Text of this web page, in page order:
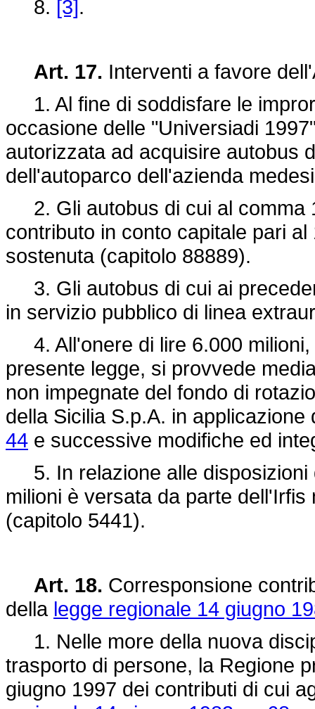
8. [3].
Art. 17. Interventi a favore
1. Al fine di soddisfare le
occasione delle "Universiadi
autorizzata ad acquisire autobus
dell'autoparco dell'azienda
2. Gli autobus di cui al comma
contributo in conto capitale pari
sostenuta (capitolo 88889).
3. Gli autobus di cui ai
in servizio pubblico di linea
4. All'onere di lire 6.000 milioni,
presente legge, si provvede
non impegnate del fondo di
della Sicilia S.p.A. in
44 e successive modifiche ed
5. In relazione alle disposizioni
milioni è versata da parte
(capitolo 5441).
Art. 18. Corresponsione
della legge regionale 14 giugno
1. Nelle more della nuova
trasporto di persone, la Regione
giugno 1997 dei contributi di cui